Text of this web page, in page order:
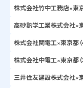
株式会社竹中工務店×東京
高砂熱学工業株式会社×東
株式会社関電工×東京都（
株式会社中電工×東京都（
三井住友建設株式会社×東